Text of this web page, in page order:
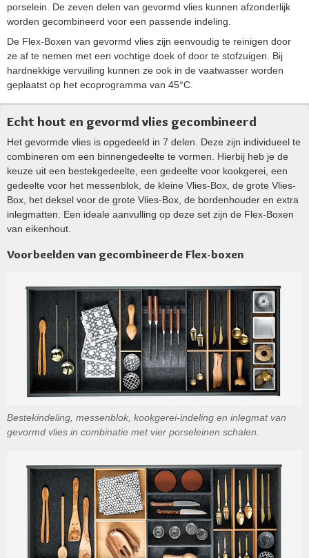
porselein. De zeven delen van gevormd vlies kunnen afzonderlijk
worden gecombineerd voor een passende indeling.
De Flex-Boxen van gevormd vlies zijn eenvoudig te reinigen door
ze af te nemen met een vochtige doek of door te stofzuigen. Bij
hardnekkige vervuiling kunnen ze ook in de vaatwasser worden
geplaatst op het ecoprogramma van 45°C.
Echt hout en gevormd vlies gecombineerd
Het gevormde vlies is opgedeeld in 7 delen. Deze zijn individueel te
combineren om een binnengedeelte te vormen. Hierbij heb je de
keuze uit een bestekgedeelte, een gedeelte voor kookgerei, een
gedeelte voor het messenblok, de kleine Vlies-Box, de grote Vlies-
Box, het deksel voor de grote Vlies-Box, de bordenhouder en extra
inlegmatten. Een ideale aanvulling op deze set zijn de Flex-Boxen
van eikenhout.
Voorbeelden van gecombineerde Flex-boxen
Bestekindeling, messenblok, kookgerei-indeling en inlegmat van
gevormd vlies in combinatie met vier porseleinen schalen.